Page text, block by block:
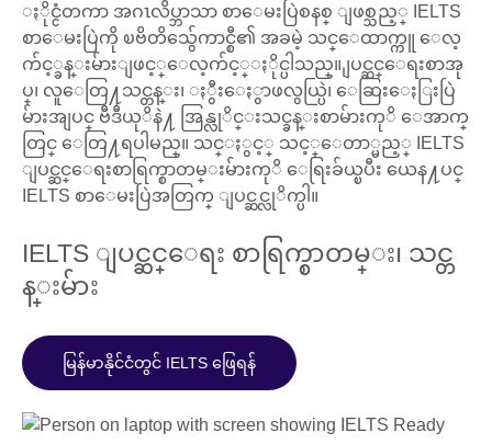
ႏိုင္ငံတကာ အဂၤလိပ္ဘာသာ စာေမးပြဲစနစ္ ျဖစ္သည့္ IELTS
စာေမးပြဲကို ၿဗိတိသွ်ေကာင္စီ၏ အခမဲ့ သင္ေထာက္ကူ ေလ့
က်င့္ခန္းမ်ားျဖင့္ေလ့က်င့္ႏိုင္ပါသည္။ ျပင္ဆင္ေရးစာအု
ပ္၊ လူေတြ႔သင္တန္း၊ ႏွီးေႏွာဖလွယ္ပြဲ၊ ေဆြးေႏြးပြဲ
မ်ားအျပင္ ဗီဒီယုိနဲ႔ အြန္လုိင္းသင္ခန္းစာမ်ားကုိ ေအာက္
တြင္ ေတြ႔ရပါမည္။ သင္ႏွင့္ သင့္ေတာ္မည့္ IELTS
ျပင္ဆင္ေရးစာရြက္စာတမ္းမ်ားကုိ ေရြးခ်ယ္ၿပီး ယေန႔ပင္
IELTS စာေမးပြဲအတြက္ ျပင္ဆင္လုိက္ပါ။
IELTS ျပင္ဆင္ေရး စာရြက္စာတမ္း၊ သင္တ
န္းမ်ား
မြန်မာနိုင်ငံတွင် IELTS ဖြေရန်